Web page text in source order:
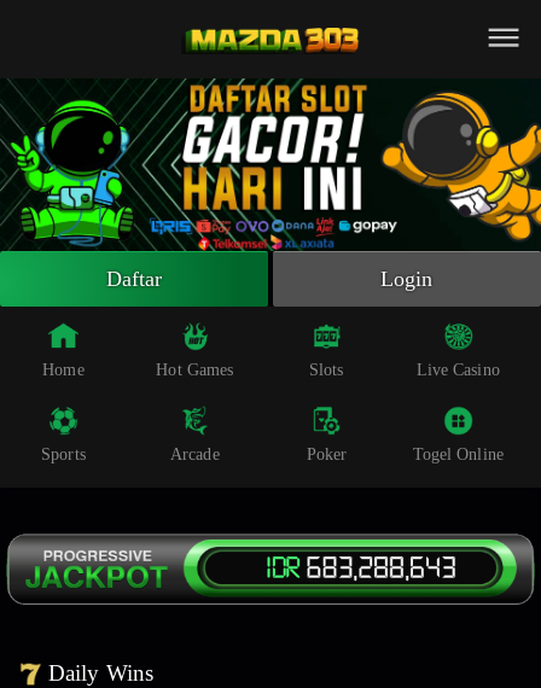
Live Casino
Sportsbook
Arcade
Whatsapp
Telegram
Daftar Login
Home Hot Games Slots Live Casino
Sports Arcade Poker Togel Online
Daily Wins